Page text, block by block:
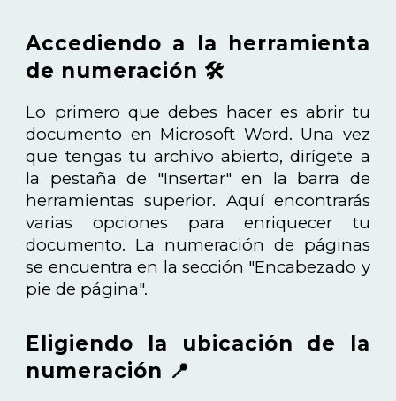
Accediendo a la herramienta
de numeración 🛠️
Lo primero que debes hacer es abrir tu
documento en Microsoft Word. Una vez
que tengas tu archivo abierto, dirígete a
la pestaña de "Insertar" en la barra de
herramientas superior. Aquí encontrarás
varias opciones para enriquecer tu
documento. La numeración de páginas
se encuentra en la sección "Encabezado y
pie de página".
Eligiendo la ubicación de la
numeración 📍